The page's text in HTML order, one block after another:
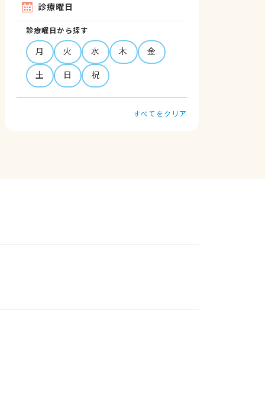
診療曜日
診療曜日から探す
月 火 水 木
金
土
日 祝
すべてをクリア